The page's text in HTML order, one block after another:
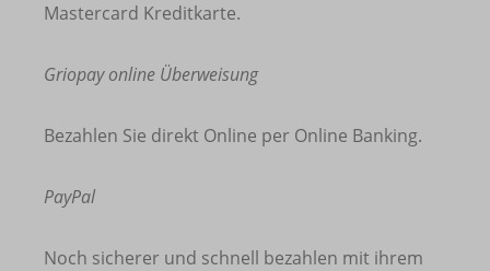
Mastercard Kreditkarte.
Griopay online Überweisung
Bezahlen Sie direkt Online per Online Banking.
PayPal
Noch sicherer und schnell bezahlen mit ihrem